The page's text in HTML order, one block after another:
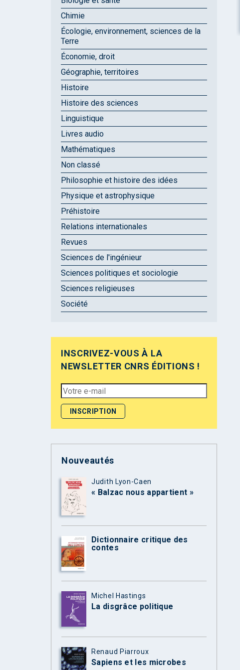
Chimie
Écologie, environnement, sciences de la
Terre
Économie, droit
Géographie, territoires
Histoire
Histoire des sciences
Linguistique
Livres audio
Mathématiques
Non classé
Philosophie et histoire des idées
Physique et astrophysique
Préhistoire
Relations internationales
Revues
Sciences de l'ingénieur
Sciences politiques et sociologie
Sciences religieuses
Société
INSCRIVEZ-VOUS À LA
NEWSLETTER CNRS ÉDITIONS !
Nouveautés
Judith Lyon-Caen
« Balzac nous appartient »
Dictionnaire critique des
contes
Michel Hastings
La disgrâce politique
Renaud Piarroux
Sapiens et les microbes